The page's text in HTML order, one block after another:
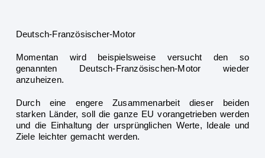
Deutsch-Französischer-Motor
Momentan wird beispielsweise versucht den so
genannten Deutsch-Französischen-Motor wieder
anzuheizen.
Durch eine engere Zusammenarbeit dieser beiden
starken Länder, soll die ganze EU vorangetrieben werden
und die Einhaltung der ursprünglichen Werte, Ideale und
Ziele leichter gemacht werden.